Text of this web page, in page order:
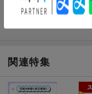
関連特集